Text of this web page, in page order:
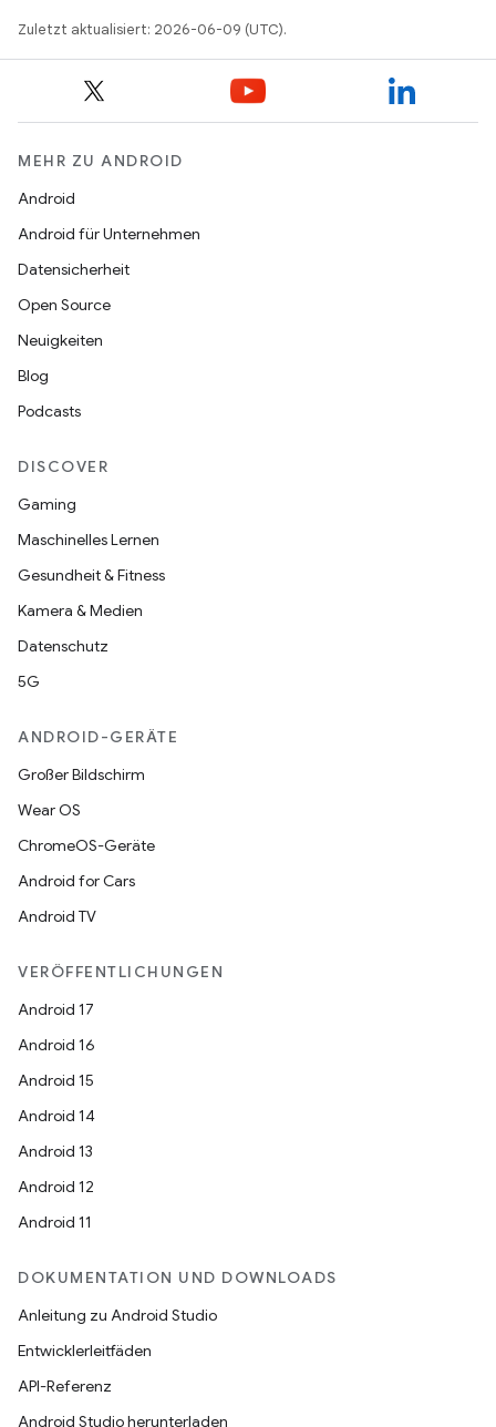
Zuletzt aktualisiert: 2026-06-09 (UTC).
MEHR ZU ANDROID
Android
Android für Unternehmen
Datensicherheit
Open Source
Neuigkeiten
Blog
Podcasts
DISCOVER
Gaming
Maschinelles Lernen
Gesundheit & Fitness
Kamera & Medien
Datenschutz
5G
ANDROID-GERÄTE
Großer Bildschirm
Wear OS
ChromeOS-Geräte
Android for Cars
Android TV
VERÖFFENTLICHUNGEN
Android 17
Android 16
Android 15
Android 14
Android 13
Android 12
Android 11
DOKUMENTATION UND DOWNLOADS
Anleitung zu Android Studio
Entwicklerleitfäden
API-Referenz
Android Studio herunterladen